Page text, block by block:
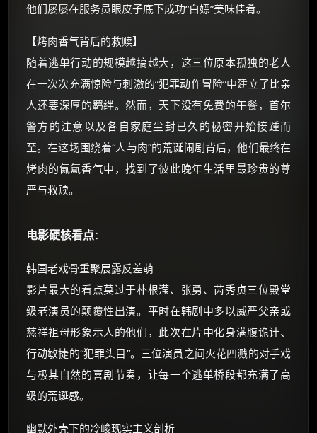
他们屡屡在服务员眼皮子底下成功“白嫖”美味佳肴。
【烤肉香气背后的救赎】
随着逃单行动的规模越搞越大，这三位原本孤独的老人
在一次次充满惊险与刺激的“犯罪动作冒险”中建立了比亲
人还要深厚的羁绊。然而，天下没有免费的午餐，首尔
警方的注意以及各自家庭尘封已久的秘密开始接踵而
至。在这场围绕着“人与肉”的荒诞闹剧背后，他们最终在
烤肉的氤氲香气中，找到了彼此晚年生活里最珍贵的尊
严与救赎。
电影硬核看点：
韩国老戏骨重聚展露反差萌
影片最大的看点莫过于朴根滢、张勇、芮秀贞三位殿堂
级老演员的颠覆性出演。平时在韩剧中多以威严父亲或
慈祥祖母形象示人的他们，此次在片中化身满腹诡计、
行动敏捷的“犯罪头目”。三位演员之间火花四溅的对手戏
与极其自然的喜剧节奏，让每一个逃单桥段都充满了高
级的荒诞感。
幽默外壳下的冷峻现实主义剖析
优惠券、活动红包，每日可领。
⚡ 前往【大淘客】领红包
☕ 海外大侠？通过 Ko-fi 赐茶